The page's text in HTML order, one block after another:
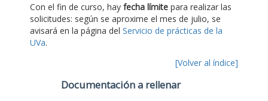
Con el fin de curso, hay fecha límite para realizar las
solicitudes: según se aproxime el mes de julio, se
avisará en la página del Servicio de prácticas de la
UVa.
[Volver al índice]
Documentación a rellenar